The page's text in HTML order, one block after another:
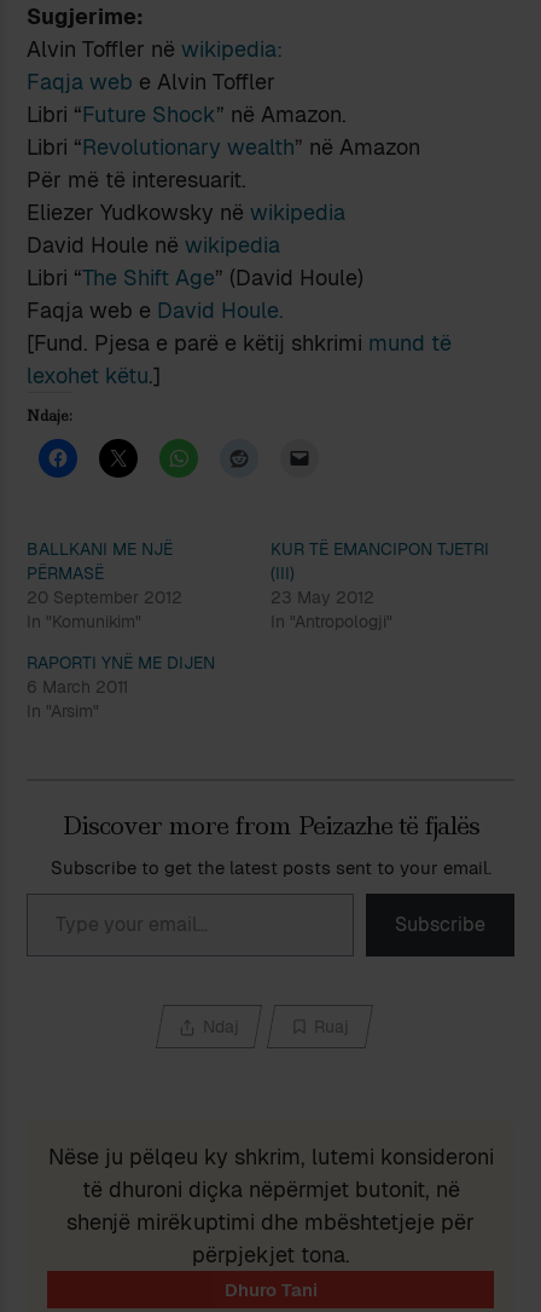
Sugjerime:
Alvin Toffler nëwikipedia:
Faqja web e Alvin Toffler
Libri “Future Shock” në Amazon.
Libri “Revolutionary wealth” në Amazon
Për më të interesuarit.
Eliezer Yudkowsky në wikipedia
David Houle në wikipedia
Libri “The Shift Age” (David Houle)
Faqja web e David Houle.
[Fund. Pjesa e parë e këtij shkrimi mund të
lexohet këtu.]
Ndaje:
BALLKANI ME NJË
PËRMASË
20 September 2012
In "Komunikim"
KUR TË EMANCIPON TJETRI
(III)
23 May 2012
In "Antropologji"
RAPORTI YNË ME DIJEN
6 March 2011
In "Arsim"
Discover more from Peizazhe të fjalës
Subscribe to get the latest posts sent to your email.
Type your email…
Subscribe
Ndaj Ruaj
Nëse ju pëlqeu ky shkrim, lutemi konsideroni
të dhuroni diçka nëpërmjet butonit, në
shenjë mirëkuptimi dhe mbështetjeje për
përpjekjet tona.